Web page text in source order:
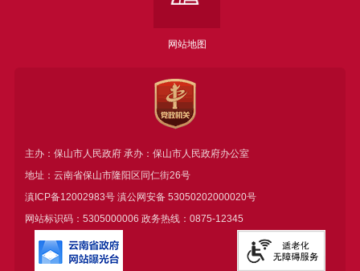
网站地图
主办：保山市人民政府 承办：保山市人民政府办公室
地址：云南省保山市隆阳区同仁街26号
滇ICP备12002983号滇公网安备 53050202000020号
网站标识码：5305000006 政务热线：0875-12345